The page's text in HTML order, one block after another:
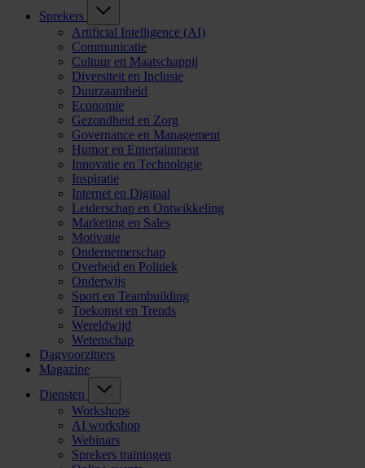
Sprekers
Artificial Intelligence (AI)
Communicatie
Cultuur en Maatschappij
Diversiteit en Inclusie
Duurzaamheid
Economie
Gezondheid en Zorg
Governance en Management
Humor en Entertainment
Innovatie en Technologie
Inspiratie
Internet en Digitaal
Leiderschap en Ontwikkeling
Marketing en Sales
Motivatie
Ondernemerschap
Overheid en Politiek
Onderwijs
Sport en Teambuilding
Toekomst en Trends
Wereldwijd
Wetenschap
Dagvoorzitters
Magazine
Diensten
Workshops
AI workshop
Webinars
Sprekers trainingen